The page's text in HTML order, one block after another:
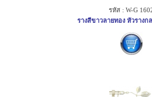
รหัส : W-G
รางสีขาวลายทอง หัวรางก